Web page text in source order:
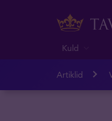
Kuld
Artiklid